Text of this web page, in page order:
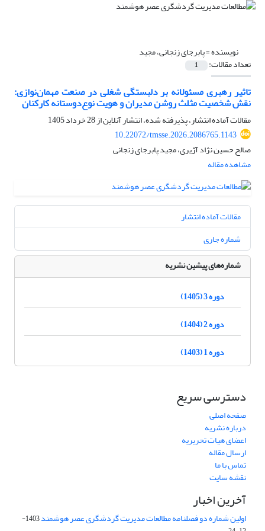
نویسنده =پابرجای زنجانی، مجید
تعداد مقالات: 1
تاثیر رهبری مسئولانه بر دلبستگی شغلی در صنعت مهمان‌نوازی:
نقش شخصیت مثلث روشن مدیران و هویت نوع‌دوستانه کارکنان
مقالات آماده انتشار، پذیرفته شده، انتشار آنلاین از28 خرداد 1405
10.22072/tmsse.2026.2086765.1143
صالح حسین نژاد آژیری، مجید پابرجای زنجانی
مشاهده مقاله
مقالات آماده انتشار
شماره جاری
شماره‌های پیشین نشریه
دوره 3 (1405)
دوره 2 (1404)
دوره 1 (1403)
دسترسی سریع
صفحه اصلی
درباره نشریه
اعضای هیات تحریریه
ارسال مقاله
تماس با ما
نقشه سایت
آخرین اخبار
اولین شماره دو فصلنامه مطالعات مدیریت گردشگری عصر هوشمند
1403-